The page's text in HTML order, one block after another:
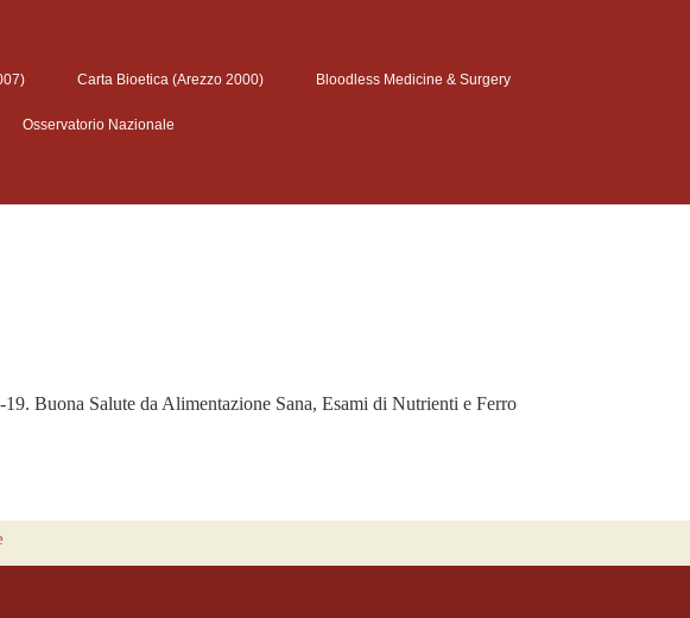
Carta Bioetica (Arezzo 2000) Bloodless Medicine & Surgery
Osservatorio Nazionale
Buona Salute da Alimentazione Sana, Esami di Nutrienti e Ferro